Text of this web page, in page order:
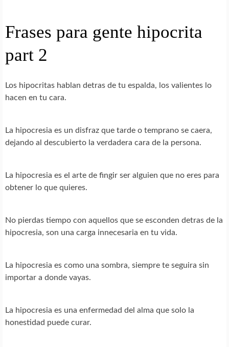
Frases para gente hipocrita
part 2
Los hipocritas hablan detras de tu espalda, los valientes lo
hacen en tu cara.
La hipocresia es un disfraz que tarde o temprano se caera,
dejando al descubierto la verdadera cara de la persona.
La hipocresia es el arte de fingir ser alguien que no eres para
obtener lo que quieres.
No pierdas tiempo con aquellos que se esconden detras de la
hipocresia, son una carga innecesaria en tu vida.
La hipocresia es como una sombra, siempre te seguira sin
importar a donde vayas.
La hipocresia es una enfermedad del alma que solo la
honestidad puede curar.